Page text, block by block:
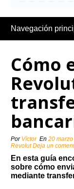
Navegación
Cómo
Por Víctor En20
Revolut Deja un
En esta guía
sobre cómo
mediante